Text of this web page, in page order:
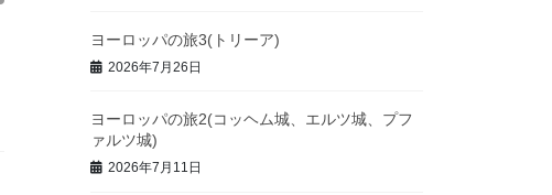
ヨーロッパの旅3(トリーア)
2026年7月26日
ヨーロッパの旅2(コッヘム城、エルツ城、プフ
ァルツ城)
2026年7月11日